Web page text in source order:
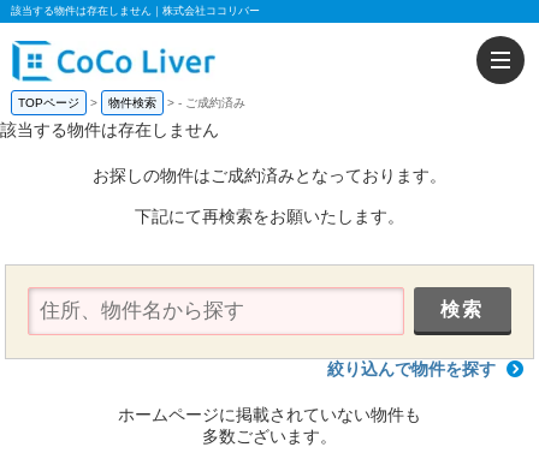
該当する物件は存在しません｜株式会社ココリバー
TOPページ 物件検索 - ご成約済み
該当する物件は存在しません
お探しの物件はご成約済みとなっております。
下記にて再検索をお願いたします。
絞り込んで物件を探す
ホームページに掲載されていない物件も
多数ございます。